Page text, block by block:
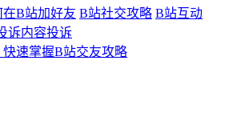
在B站加好友 B站社交攻略 B站互动
诉内容投诉
速掌握B站交友攻略